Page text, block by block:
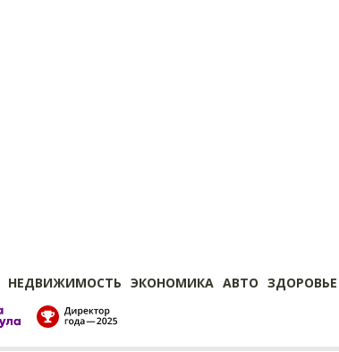
НЕДВИЖИМОСТЬ ЭКОНОМИКА АВТО ЗДОРОВЬЕ